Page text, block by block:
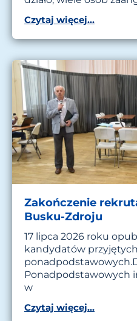
Czytaj więcej...
Zakończenie
Busku-Zdroju
17 lipca 2026 roku
kandydatów przyjętych
Ponadpodstawowych
w
Czytaj więcej...